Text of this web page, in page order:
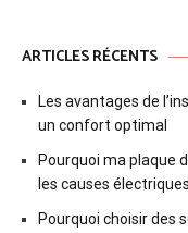
ARTICLES RÉCENTS
Les avantages de
un confort optimal
Pourquoi ma plaque
les causes
Pourquoi choisir des